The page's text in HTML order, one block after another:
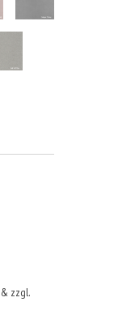
& zzgl.